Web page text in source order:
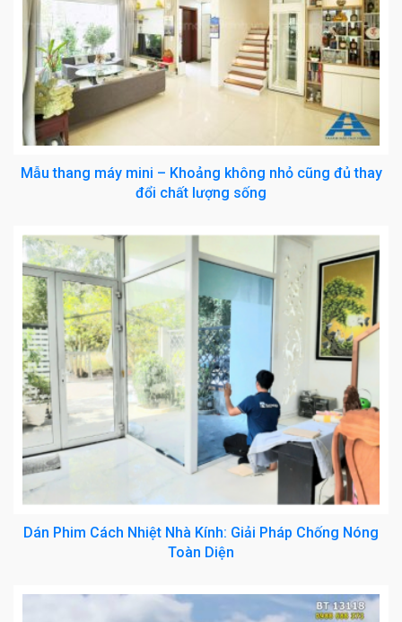
Mẫu thang máy mini – Khoảng không nhỏ cũng đủ thay
đổi chất lượng sống
Dán Phim Cách Nhiệt Nhà Kính: Giải Pháp Chống Nóng
Toàn Diện